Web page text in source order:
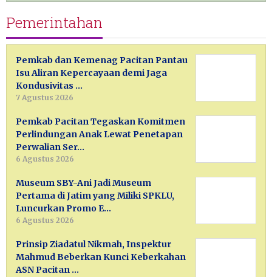
Pemerintahan
Pemkab dan Kemenag Pacitan Pantau
Isu Aliran Kepercayaan demi Jaga
Kondusivitas …
7 Agustus 2026
Pemkab Pacitan Tegaskan Komitmen
Perlindungan Anak Lewat Penetapan
Perwalian Ser…
6 Agustus 2026
Museum SBY-Ani Jadi Museum
Pertama di Jatim yang Miliki SPKLU,
Luncurkan Promo E…
6 Agustus 2026
Prinsip Ziadatul Nikmah, Inspektur
Mahmud Beberkan Kunci Keberkahan
ASN Pacitan …